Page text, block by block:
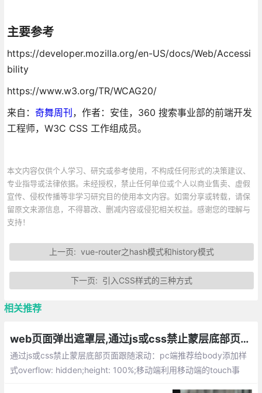
主要参考
https://developer.mozilla.org/en-US/docs/Web/Accessi
bility
https://www.w3.org/TR/WCAG20/
来自： 奇舞周刊，作者：安佳，360 搜索事业部的前端开发
工程师，W3C CSS 工作组成员。
本文内容仅供个人学习、研究或参考使用，不构成任何形式的决策建议、
专业指导或法律依据。未经授权，禁止任何单位或个人以商业售卖、虚假
宣传、侵权传播等非学习研究目的使用本文内容。如需分享或转载，请保
留原文来源信息，不得篡改、删减内容或侵犯相关权益。感谢您的理解与
支持！
上一页: vue-router之hash模式和history模式
下一页: 引入CSS样式的三种方式
相关推荐
web页面弹出遮罩层,通过js或css禁止蒙层底部页面跟随滚动
通过js或css禁止蒙层底部页面跟随滚动：pc端推荐给body添加样
式overflow: hidden;height: 100%;移动端利用移动端的touch事